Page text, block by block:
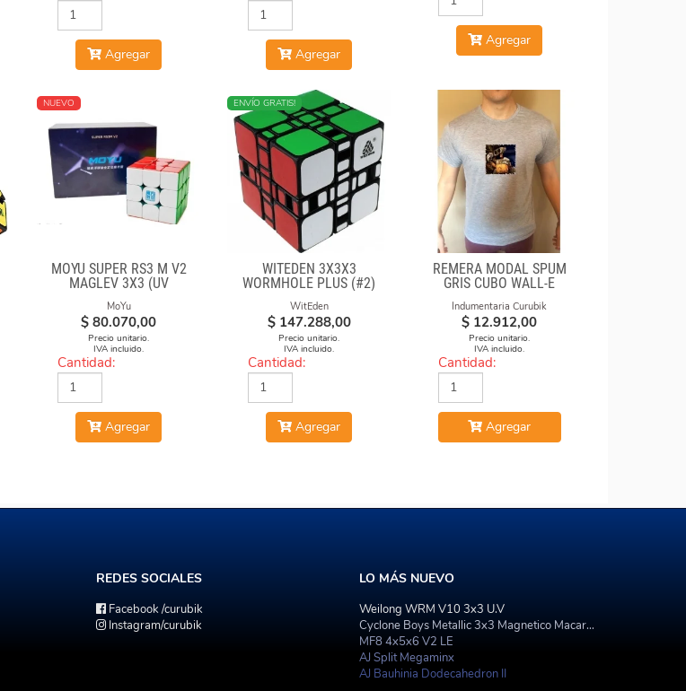
Agregar Agregar
Agregar
NUEVO
MOYU SUPER RS3 M V2
MAGLEV 3X3 (UV
COATED)
MoYu
$ 80.070,00
Precio unitario.
IVA incluido.
Cantidad:
Agregar
ENVÍO GRATIS!
WITEDEN 3X3X3
WORMHOLE PLUS (#2)
WitEden
$ 147.288,00
Precio unitario.
IVA incluido.
Cantidad:
Agregar
REMERA MODAL SPUM
GRIS CUBO WALL-E
Indumentaria Curubik
$ 12.912,00
Precio unitario.
IVA incluido.
Cantidad:
Agregar
REDES SOCIALES
Facebook/curubik
Instagram/curubik
LO MÁS NUEVO
Weilong WRM V10 3x3 U.V
Cyclone Boys Metallic 3x3 Magnetico Macaron
MF8 4x5x6 V2 LE
AJ Split Megaminx
AJ Bauhinia Dodecahedron II